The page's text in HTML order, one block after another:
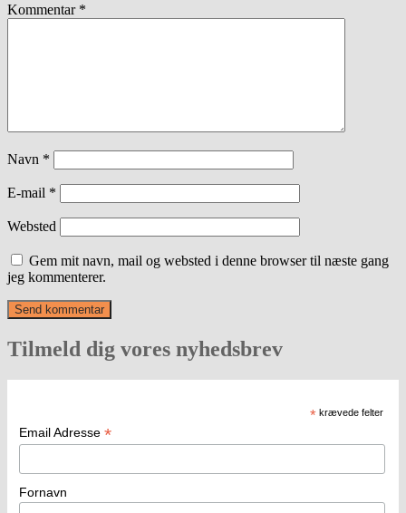
Kommentar *
Navn *
E-mail *
Websted
Gem mit navn, mail og websted i denne browser til næste gang
jeg kommenterer.
Tilmeld dig vores nyhedsbrev
* krævede felter
Email Adresse *
Fornavn